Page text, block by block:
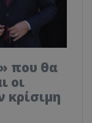
που θα
οι
κρίσιμη